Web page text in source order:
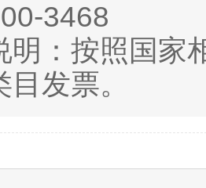
3468
明：按照国家
发票。